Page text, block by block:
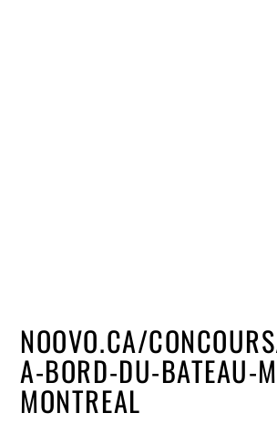
NOOVO.CA/
A-BORD-DU-BATEAU-
MONTREAL